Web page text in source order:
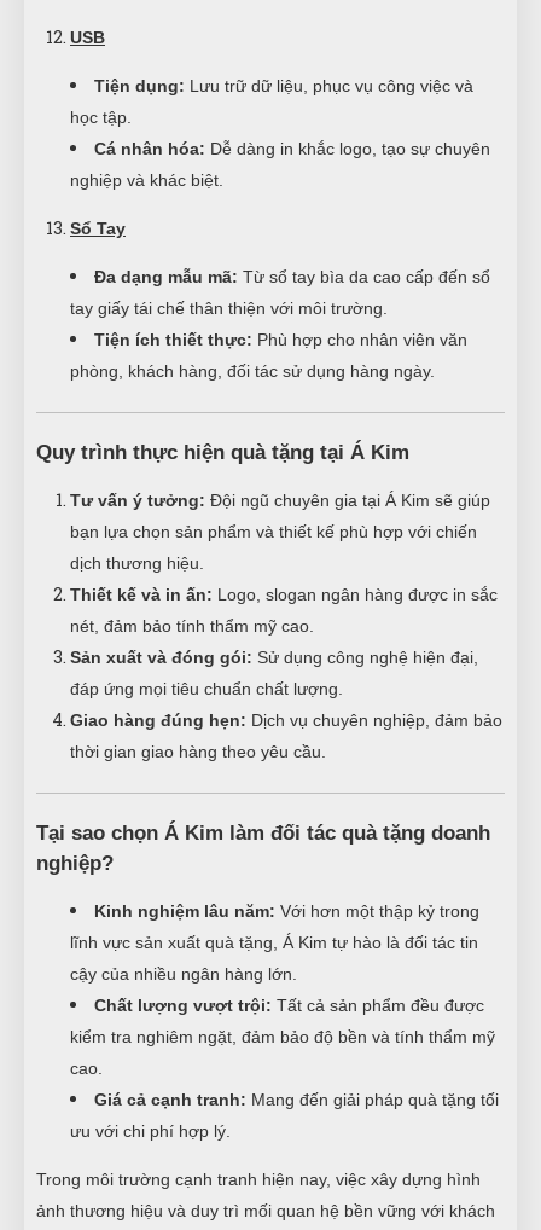
USB
Tiện dụng: Lưu trữ dữ liệu, phục vụ công việc và
học tập.
Cá nhân hóa: Dễ dàng in khắc logo, tạo sự chuyên
nghiệp và khác biệt.
Sổ Tay
Đa dạng mẫu mã: Từ sổ tay bìa da cao cấp đến sổ
tay giấy tái chế thân thiện với môi trường.
Tiện ích thiết thực: Phù hợp cho nhân viên văn
phòng, khách hàng, đối tác sử dụng hàng ngày.
Quy trình thực hiện quà tặng tại Á Kim
Tư vấn ý tưởng: Đội ngũ chuyên gia tại Á Kim sẽ giúp
bạn lựa chọn sản phẩm và thiết kế phù hợp với chiến
dịch thương hiệu.
Thiết kế và in ấn: Logo, slogan ngân hàng được in sắc
nét, đảm bảo tính thẩm mỹ cao.
Sản xuất và đóng gói: Sử dụng công nghệ hiện đại,
đáp ứng mọi tiêu chuẩn chất lượng.
Giao hàng đúng hẹn: Dịch vụ chuyên nghiệp, đảm bảo
thời gian giao hàng theo yêu cầu.
Tại sao chọn Á Kim làm đối tác quà tặng doanh
nghiệp?
Kinh nghiệm lâu năm: Với hơn một thập kỷ trong
lĩnh vực sản xuất quà tặng, Á Kim tự hào là đối tác tin
cậy của nhiều ngân hàng lớn.
Chất lượng vượt trội: Tất cả sản phẩm đều được
kiểm tra nghiêm ngặt, đảm bảo độ bền và tính thẩm mỹ
cao.
Giá cả cạnh tranh: Mang đến giải pháp quà tặng tối
ưu với chi phí hợp lý.
Trong môi trường cạnh tranh hiện nay, việc xây dựng hình
ảnh thương hiệu và duy trì mối quan hệ bền vững với khách